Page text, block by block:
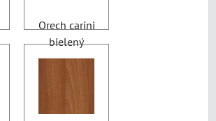
Orech carini
bielený